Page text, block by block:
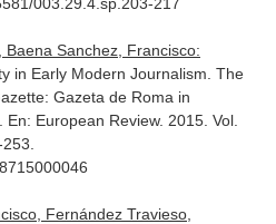
Baena Sanchez, Francisco:
in Early Modern Journalism. The
Gazeta de Roma in
En: European Review. 2015. Vol.
Fernández Travieso,